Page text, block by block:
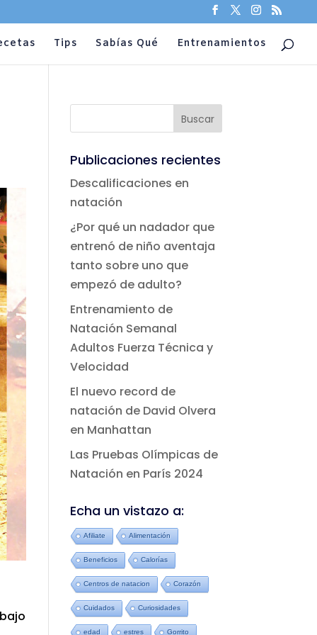
Tips Sabías Qué Entrenamientos
Publicaciones recientes
Descalificaciones en
natación
¿Por qué un nadador que
entrenó de niño aventaja
tanto sobre uno que
empezó de adulto?
Entrenamiento de
Natación Semanal
Adultos Fuerza Técnica y
Velocidad
El nuevo record de
natación de David Olvera
en Manhattan
Las Pruebas Olímpicas de
Natación en París 2024
Echa un vistazo a:
Afiliate Alimentación
Beneficios Calorías
Centros de natacion Corazón
Cuidados Curiosidades
edad estres Gorrito